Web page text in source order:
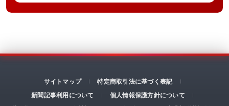
サイトマップ
特定商取引法に基づく表記
新聞記事利用について
個人情報保護方針について